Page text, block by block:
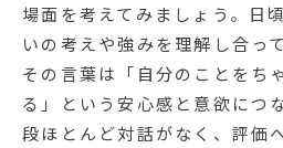
場面を考えてみましょう。日
いの考えや強みを理解し合っ
その言葉は「自分のことをち
る」という安心感と意欲につ
段ほとんど対話がなく、評価